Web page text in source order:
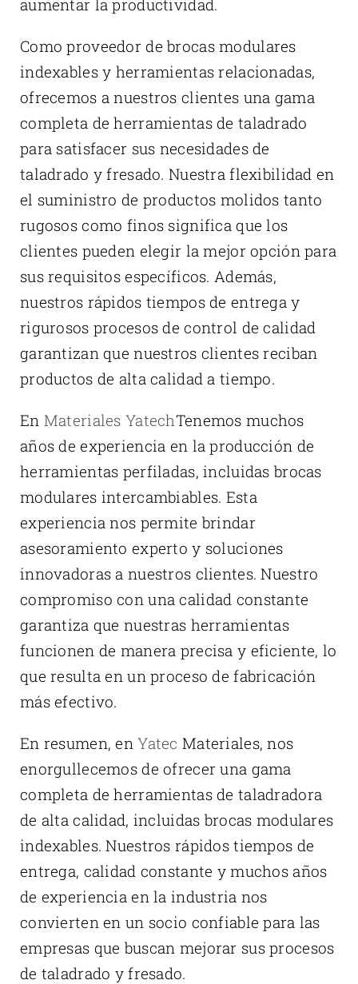
aumentar la productividad.
Como proveedor de brocas modulares
indexables y herramientas relacionadas,
ofrecemos a nuestros clientes una gama
completa de herramientas de taladrado
para satisfacer sus necesidades de
taladrado y fresado. Nuestra flexibilidad en
el suministro de productos molidos tanto
rugosos como finos significa que los
clientes pueden elegir la mejor opción para
sus requisitos específicos. Además,
nuestros rápidos tiempos de entrega y
rigurosos procesos de control de calidad
garantizan que nuestros clientes reciban
productos de alta calidad a tiempo.
En Materiales YatechTenemos muchos
años de experiencia en la producción de
herramientas perfiladas, incluidas brocas
modulares intercambiables. Esta
experiencia nos permite brindar
asesoramiento experto y soluciones
innovadoras a nuestros clientes. Nuestro
compromiso con una calidad constante
garantiza que nuestras herramientas
funcionen de manera precisa y eficiente, lo
que resulta en un proceso de fabricación
más efectivo.
En resumen, enYatec Materiales, nos
enorgullecemos de ofrecer una gama
completa de herramientas de taladradora
de alta calidad, incluidas brocas modulares
indexables. Nuestros rápidos tiempos de
entrega, calidad constante y muchos años
de experiencia en la industria nos
convierten en un socio confiable para las
empresas que buscan mejorar sus procesos
de taladrado y fresado.